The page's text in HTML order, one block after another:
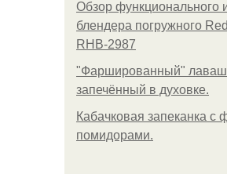
Обзор функционального
блендера погружного
RHB-2987
"Фаршированный"
запечённый в духовке.
Кабачковая запеканка с
помидорами.